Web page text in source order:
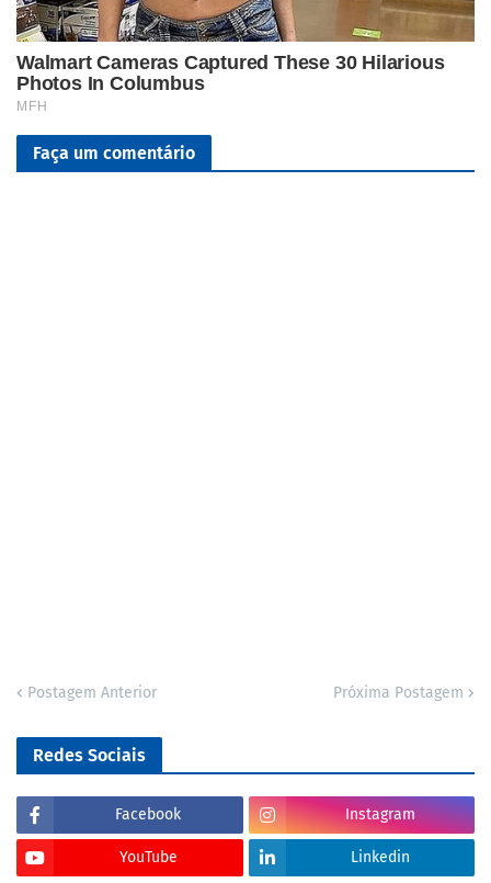
Faça um comentário
Postagem Anterior Próxima Postagem
Redes Sociais
Facebook Instagram
YouTube Linkedin